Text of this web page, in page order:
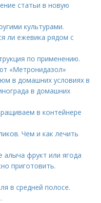
статьи в новую
культурами.
ли ежевика рядом с
по применению.
«Метронидазол»
в домашних условиях в
в домашних
в контейнере
Чем и как лечить
алыча фрукт или ягода
приготовить.
в средней полосе.